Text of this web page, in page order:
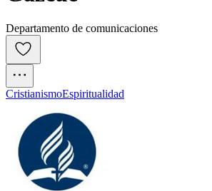
Departamento de comunicaciones
CristianismoEspiritualidad